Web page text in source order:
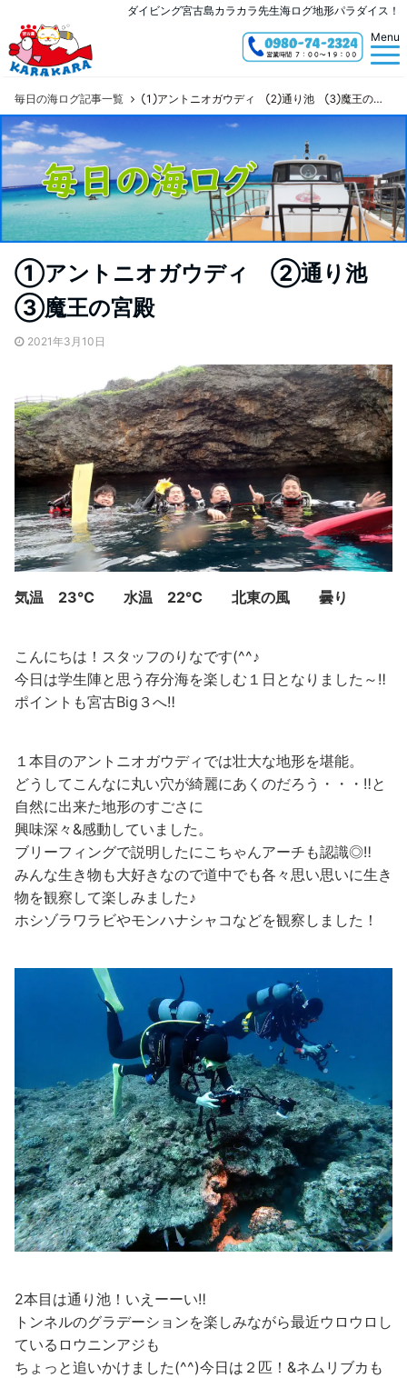
ダイビング宮古島カラカラ先生海ログ地形パラダイス！
Menu
毎日の海ログ記事一覧 ①アントニオガウディ ②通り池 ③魔王の宮殿
①アントニオガウディ ②通り池
③魔王の宮殿
2021年3月10日
気温 23℃ 水温 22℃ 北東の風 曇り
こんにちは！スタッフのりなです(^^♪
今日は学生陣と思う存分海を楽しむ１日となりました～‼
ポイントも宮古Big３へ‼
１本目のアントニオガウディでは壮大な地形を堪能。
どうしてこんなに丸い穴が綺麗にあくのだろう・・・‼と
自然に出来た地形のすごさに
興味深々&感動していました。
ブリーフィングで説明したにこちゃんアーチも認識◎‼
みんな生き物も大好きなので道中でも各々思い思いに生き
物を観察して楽しみました♪
ホシゾラワラビやモンハナシャコなどを観察しました！
2本目は通り池！いえーーい‼
トンネルのグラデーションを楽しみながら最近ウロウロし
ているロウニンアジも
ちょっと追いかけました(^^)今日は２匹！&ネムリブカも